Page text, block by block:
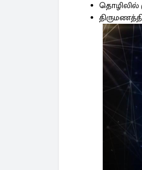
தொழிலில்